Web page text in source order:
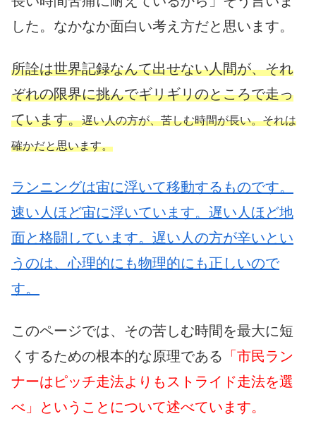
した。なかなか面白い考え方だと思います。
所詮は世界記録なんて出せない人間が、それ
ぞれの限界に挑んでギリギリのところで走っ
ています。遅い人の方が、苦しむ時間が長い。それは
確かだと思います。
ランニングは宙に浮いて移動するものです。
速い人ほど宙に浮いています。遅い人ほど地
面と格闘しています。遅い人の方が辛いとい
うのは、心理的にも物理的にも正しいので
す。
このページでは、その苦しむ時間を最大に短
くするための根本的な原理である 「市民ラン
ナーはピッチ走法よりもストライド走法を選
べ」ということについて述べています。